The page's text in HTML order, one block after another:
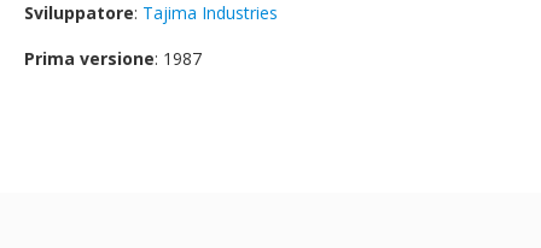
Sviluppatore: Tajima Industries
Prima versione: 1987